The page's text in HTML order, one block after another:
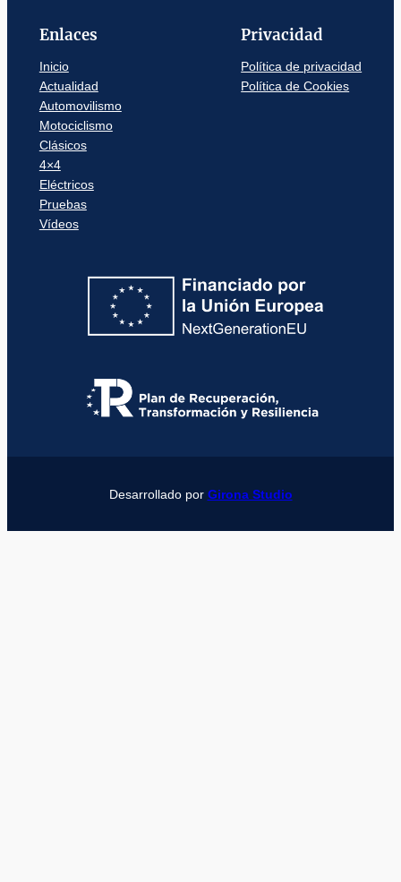
Enlaces
Inicio
Actualidad
Automovilismo
Motociclismo
Clásicos
4×4
Eléctricos
Pruebas
Vídeos
Privacidad
Política de privacidad
Política de Cookies
Desarrollado por Girona Studio